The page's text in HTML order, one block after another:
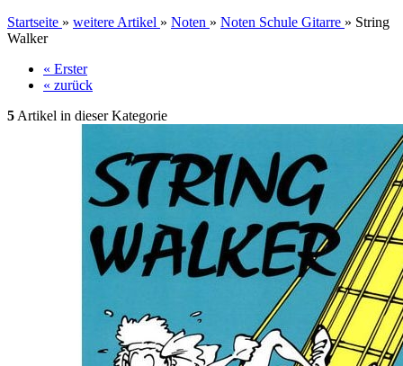
Startseite » weitere Artikel » Noten » Noten Schule Gitarre » String
Walker
« Erster
« zurück
5 Artikel in dieser Kategorie